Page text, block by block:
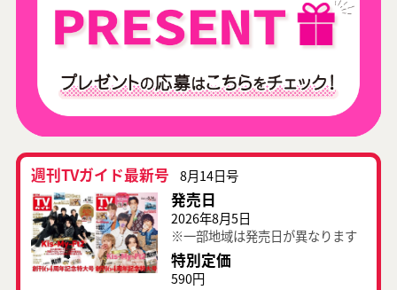
週刊TVガイド最新号 8月14日号
発売日
2026年8月5日
※一部地域は発売日が異なります
特別定価
590円